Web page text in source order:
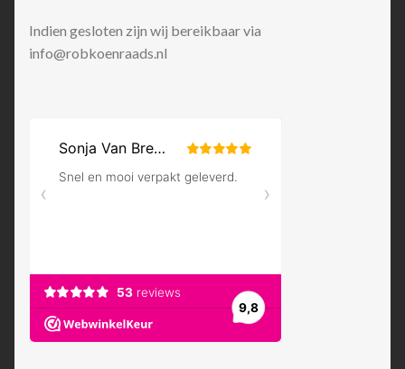
Indien gesloten zijn wij bereikbaar via
info@robkoenraads.nl